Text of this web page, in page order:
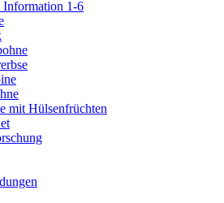
Information 1-6
mit Hülsenfrüchten